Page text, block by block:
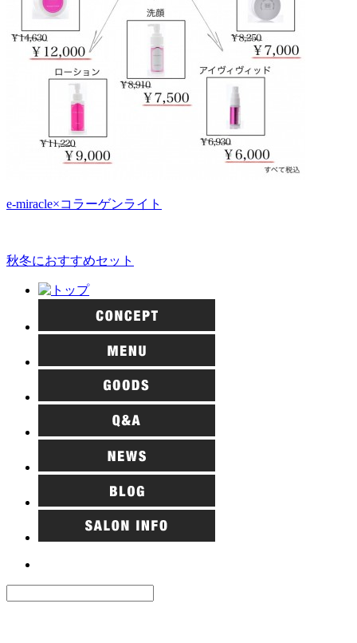
e-miracle×コラーゲンライト
秋冬におすすめセット